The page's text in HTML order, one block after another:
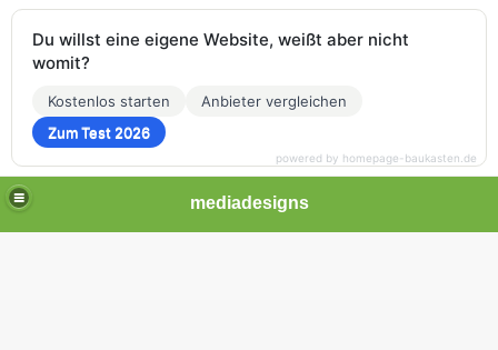
mediadesigns
Du willst eine eigene Website, weißt aber nicht
womit?
Kostenlos starten
Anbieter vergleichen
Zum Test 2026
powered by homepage-baukasten.de